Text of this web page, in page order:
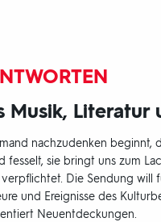
Musik, Literatur
nachzudenken beginnt,
fesselt, sie bringt uns zum
Die Sendung will
und Ereignisse des
Neuentdeckungen.